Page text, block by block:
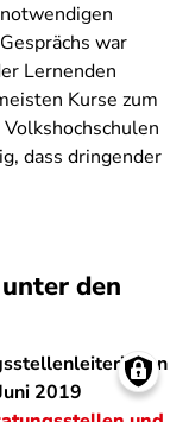
war
Lernenden
Kurse zum
dass dringender
den
2019